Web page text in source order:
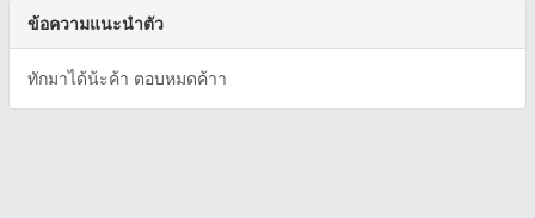
ข้อความแนะนำตัว
ทักมาได้น้ะค้า ตอบหมดค้าา